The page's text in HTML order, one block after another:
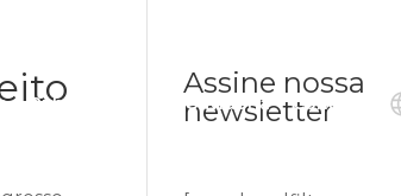
Publicações Ouvidoria Contato
Assine nossa
newsletter